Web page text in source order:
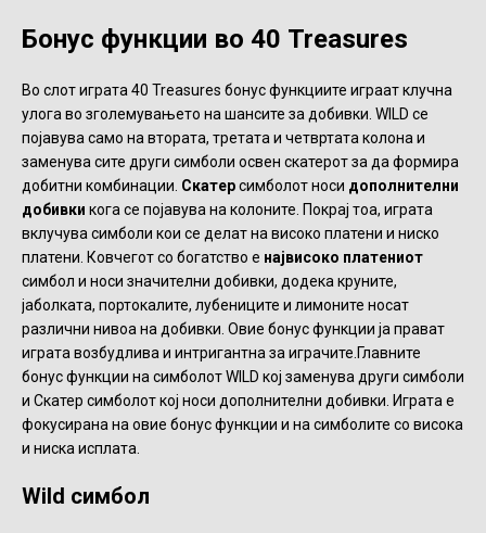
Бонус функции во 40 Treasures
Во слот играта 40 Treasures бонус функциите играат клучна
улога во зголемувањето на шансите за добивки. WILD се
појавува само на втората, третата и четвртата колона и
заменува сите други симболи освен скатерот за да формира
добитни комбинации. Скатерсимболот носи дополнителни
добивки кога се појавува на колоните. Покрај тоа, играта
вклучува симболи кои се делат на високо платени и ниско
платени. Ковчегот со богатство е највисоко платениот
симбол и носи значителни добивки, додека круните,
јаболката, портокалите, лубениците и лимоните носат
различни нивоа на добивки. Овие бонус функции ја прават
играта возбудлива и интригантна за играчите.Главните
бонус функции на симболот WILD кој заменува други симболи
и Скатер симболот кој носи дополнителни добивки. Играта е
фокусирана на овие бонус функции и на симболите со висока
и ниска исплата.
Wild симбол